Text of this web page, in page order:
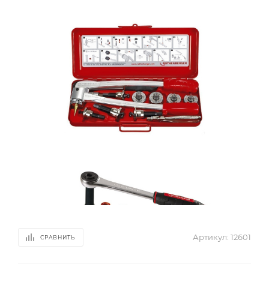
СРАВНИТЬ Артикул: 12601